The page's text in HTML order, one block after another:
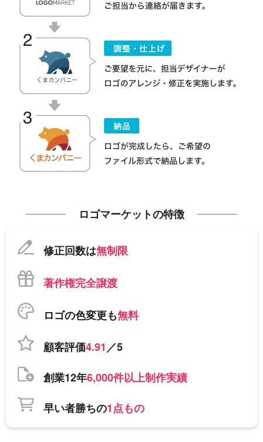
ロゴマーケットの特徴
修正回数は無制限
著作権完全譲渡
ロゴの色変更も無料
顧客評価4.91／5
創業12年6,000件以上制作実績
早い者勝ちの1点もの